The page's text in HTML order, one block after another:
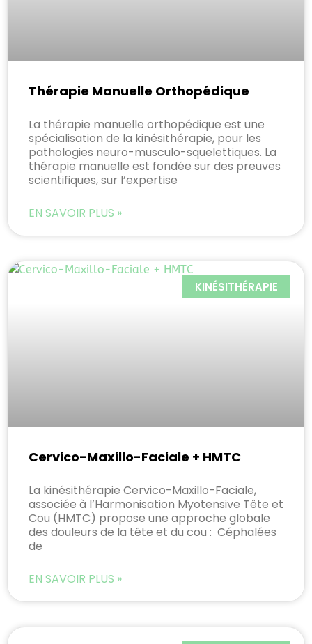
Thérapie Manuelle Orthopédique
La thérapie manuelle orthopédique est une
spécialisation de la kinésithérapie, pour les
pathologies neuro-musculo-squelettiques. La
thérapie manuelle est fondée sur des preuves
scientifiques, sur l’expertise
EN SAVOIR PLUS »
KINÉSITHÉRAPIE
Cervico-Maxillo-Faciale + HMTC
La kinésithérapie Cervico-Maxillo-Faciale,
associée à l’Harmonisation Myotensive Tête et
Cou (HMTC) propose une approche globale
des douleurs de la tête et du cou : Céphalées
de
EN SAVOIR PLUS »